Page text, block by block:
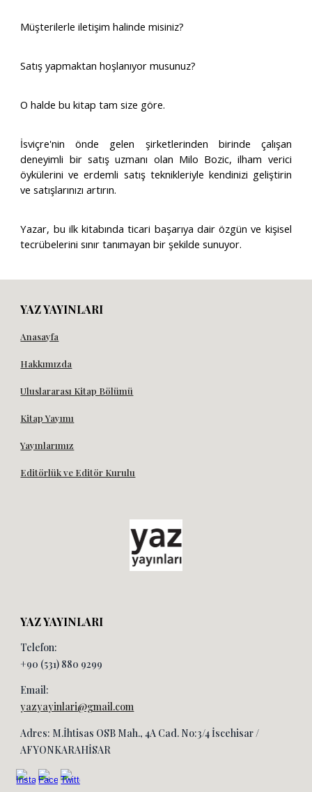
Müşterilerle iletişim halinde misiniz?
Satış yapmaktan hoşlanıyor musunuz?
O halde bu kitap tam size göre.
İsviçre'nin önde gelen şirketlerinden birinde çalışan
deneyimli bir satış uzmanı olan Milo Bozic, ilham verici
öykülerini ve erdemli satış teknikleriyle kendinizi geliştirin
ve satışlarınızı artırın.
Yazar, bu ilk kitabında ticari başarıya dair özgün ve kişisel
tecrübelerini sınır tanımayan bir şekilde sunuyor.
YAZ YAYINLARI
Anasayfa
Hakkımızda
Uluslararası Kitap Bölümü
Kitap Yayımı
Yayınlarımız
Editörlük ve Editör Kurulu
YAZ YAYINLARI
Telefon:
+90 (531) 880 9299
Email:
yazyayinlari@gmail.com
Adres: M.İhtisas OSB Mah., 4A Cad. No:3/4 İscehisar /
AFYONKARAHİSAR